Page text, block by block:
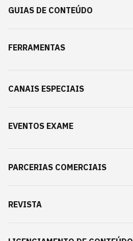
GUIAS DE CONTEÚDO
FERRAMENTAS
CANAIS ESPECIAIS
EVENTOS EXAME
PARCERIAS COMERCIAIS
REVISTA